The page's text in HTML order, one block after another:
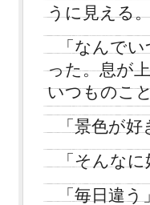
うに見える
「なんで
った。息が
いつものこ
「景色が
「そんな
「毎日違